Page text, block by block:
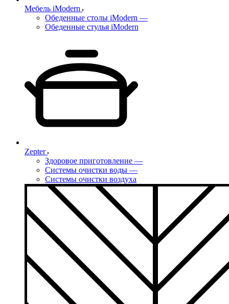
Мебель iModern
Обеденные столы iModern —
Обеденные стулья iModern
Zepter
Здоровое приготовление —
Системы очистки воды —
Системы очистки воздуха